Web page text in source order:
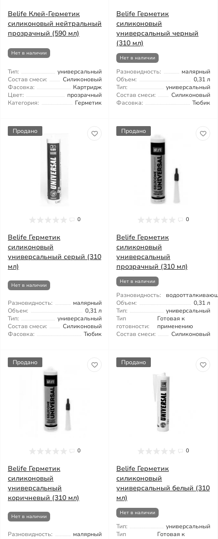
Belife Клей-Герметик
силиконовый нейтральный
прозрачный (590 мл)
Нет в наличии
Тип:
универсальный
Состав смеси:
Силиконовый
Фасовка:
Картридж
Цвет:
прозрачный
Категория:
Герметик
Belife Герметик
силиконовый
универсальный черный
(310 мл)
Нет в наличии
Разновидность:
малярный
Объем:
0,31 л
Тип:
универсальный
Состав смеси:
Силиконовый
Фасовка:
Тюбик
Продано
0
Belife Герметик
силиконовый
универсальный серый (310
мл)
Нет в наличии
Разновидность:
малярный
Объем:
0,31 л
Тип:
универсальный
Состав смеси:
Силиконовый
Фасовка:
Тюбик
Продано
0
Belife Герметик
силиконовый
универсальный
прозрачный (310 мл)
Нет в наличии
Разновидность:
Объем:
0,31 л
Тип:
универсальный
Тип
готовности:
Готовая к
применению
Состав смеси:
Силиконовый
Продано
0
Belife Герметик
силиконовый
универсальный
коричневый (310 мл)
Нет в наличии
Разновидность:
малярный
Продано
0
Belife Герметик
силиконовый
универсальный белый (310
мл)
Нет в наличии
Тип:
универсальный
Тип
Готовая к